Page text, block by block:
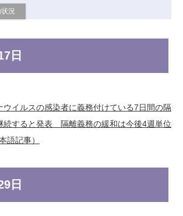
況
日
ウイルスの感染者に義務付けている7日間の隔
続すると発表 隔離義務の緩和は今後4週単位
語記事）
日